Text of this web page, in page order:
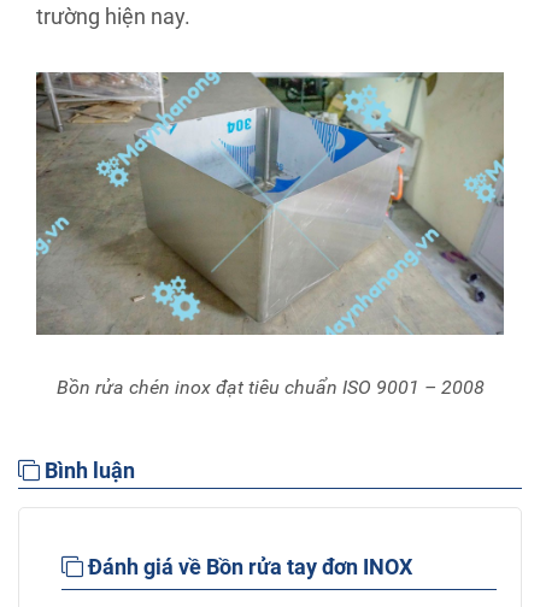
trường hiện nay.
Bồn rửa chén inox đạt tiêu chuẩn ISO 9001 – 2008
Bình luận
Đánh giá về Bồn rửa tay đơn INOX